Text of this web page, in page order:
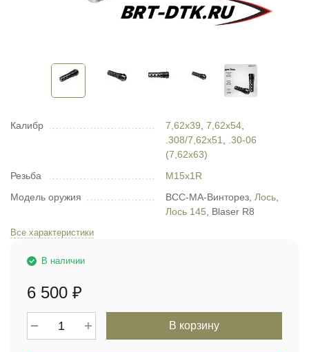
Калибр 7,62x39 7,62x54
.308/7,62x51
.30-06
(7,62х63)
Резьба
М15х1R
Модель оружия
ВСС-МА-Винторез, Лось
Лось 145 , Blaser R8
Все характеристики
В наличии
6 500 ₽
В корзину